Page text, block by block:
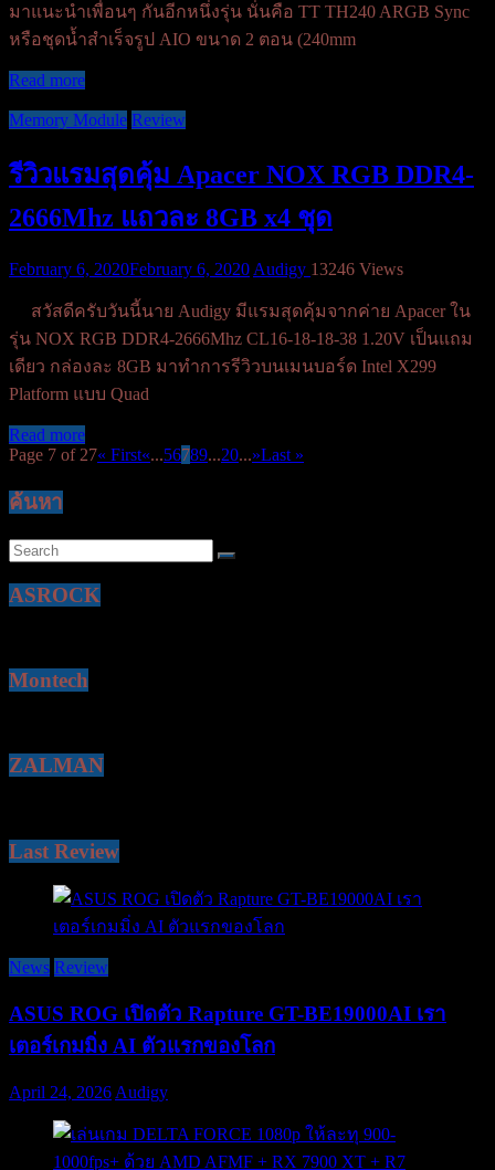
มาแนะนำเพื่อนๆ กันอีกหนึ่งรุ่น นั่นคือ TT TH240 ARGB Sync
หรือชุดน้ำสำเร็จรูป AIO ขนาด 2 ตอน (240mm
Read more
Memory Module Review
รีวิวแรมสุดคุ้ม Apacer NOX RGB DDR4-
2666Mhz แถวละ 8GB x4 ชุด
February 6, 2020February 6, 2020Audigy 13246 Views
สวัสดีครับวันนี้นาย Audigy มีแรมสุดคุ้มจากค่าย Apacer ใน
รุ่น NOX RGB DDR4-2666Mhz CL16-18-18-38 1.20V เป็นแถม
เดียว กล่องละ 8GB มาทำการรีวิวบนเมนบอร์ด Intel X299
Platform แบบ Quad
Read more
Page 7 of 27« First«...56789...20...»Last »
ค้นหา
ASROCK
Montech
ZALMAN
Last Review
News Review
ASUS ROG เปิดตัว Rapture GT-BE19000AI เรา
เตอร์เกมมิ่ง AI ตัวแรกของโลก
April 24, 2026 Audigy